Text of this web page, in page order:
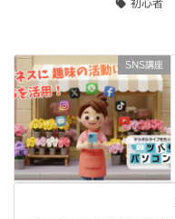
初心者
SNS講座